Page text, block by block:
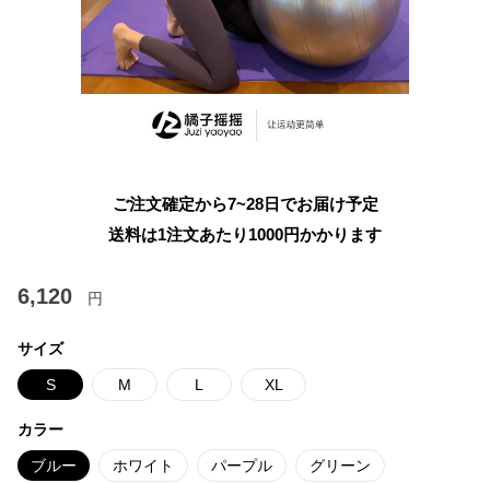
ご注文確定から7~28日でお届け予定
送料は1注文あたり 1000円かかります
6,120 円
サイズ
S M L XL
カラー
ブルー ホワイト パープル グリーン